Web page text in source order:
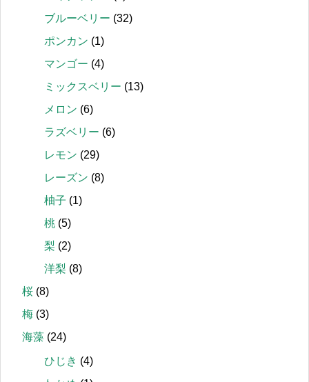
ブルーベリー (32)
ポンカン (1)
マンゴー (4)
ミックスベリー (13)
メロン (6)
ラズベリー (6)
レモン (29)
レーズン (8)
柚子 (1)
桃 (5)
梨 (2)
洋梨 (8)
桜 (8)
梅 (3)
海藻 (24)
ひじき (4)